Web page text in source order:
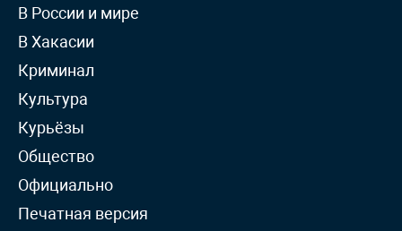
В России и мире
В Хакасии
Криминал
Культура
Курьёзы
Общество
Официально
Печатная версия